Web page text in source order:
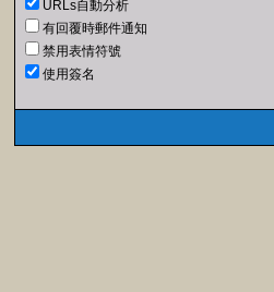
URLs自動分析
有回覆時郵件通知
禁用表情符號
使用簽名